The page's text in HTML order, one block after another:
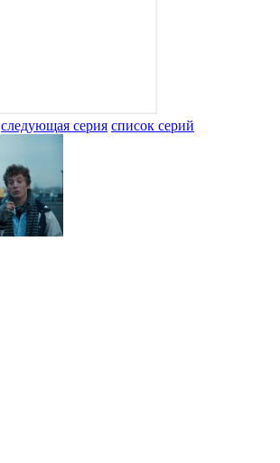
следующая серия список серий